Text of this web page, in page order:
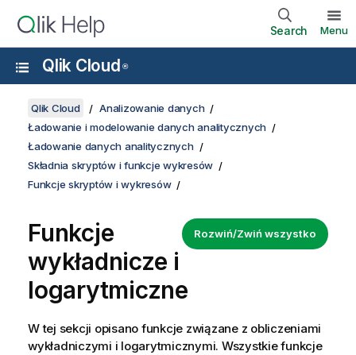
Search Menu
Qlik Cloud ®
Qlik Cloud
Analizowanie danych
Ładowanie i modelowanie danych analitycznych
Ładowanie danych analitycznych
Składnia skryptów i funkcje wykresów
Funkcje skryptów i wykresów
Rozwiń/Zwiń wszystko
Funkcje
wykładnicze i
logarytmiczne
W tej sekcji opisano funkcje związane z obliczeniami
wykładniczymi i logarytmicznymi. Wszystkie funkcje